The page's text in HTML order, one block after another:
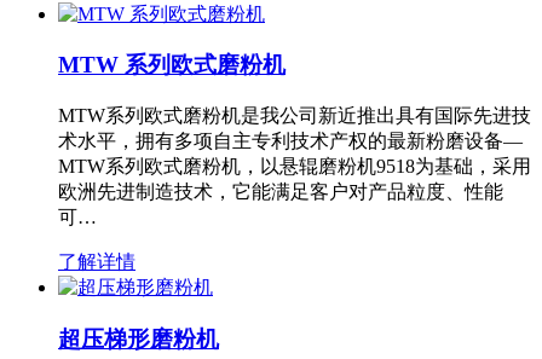
MTW 系列欧式磨粉机
MTW系列欧式磨粉机是我公司新近推出具有国际先进技
术水平，拥有多项自主专利技术产权的最新粉磨设备—
MTW系列欧式磨粉机，以悬辊磨粉机9518为基础，采用
欧洲先进制造技术，它能满足客户对产品粒度、性能
可…
了解详情
超压梯形磨粉机